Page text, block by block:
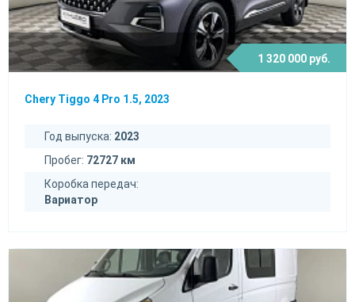
1 320 000 руб.
Chery Tiggo 4 Pro 1.5, 2023
Год выпуска: 2023
Пробег: 72727 км
Коробка передач:
Вариатор